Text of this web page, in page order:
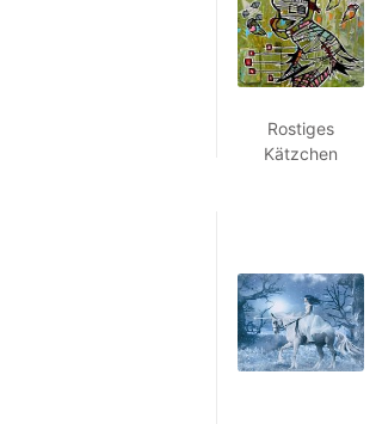
Rostiges
Kätzchen